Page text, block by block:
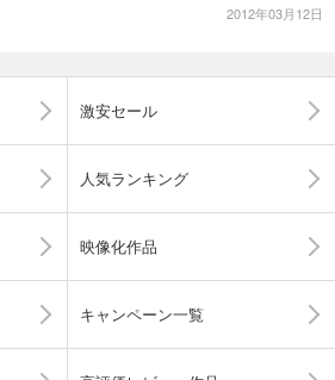
2012年03月12日
激安セール
人気ランキング
映像化作品
キャンペーン一覧